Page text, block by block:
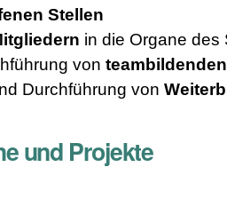
Stellen
in die Organe des
von
Durchführung von
und Projekte